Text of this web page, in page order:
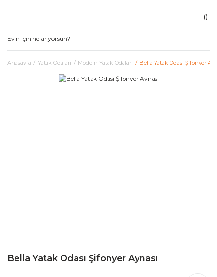
Anasayfa Yatak Odaları Modern Yatak Odaları Bella Yatak Odası Şifonyer
Bella Yatak Odası Şifonyer Aynası